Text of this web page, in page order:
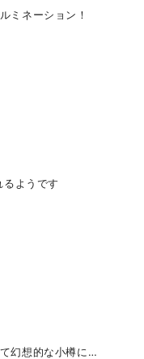
ミネーション！
ようです
幻想的な小樽に…